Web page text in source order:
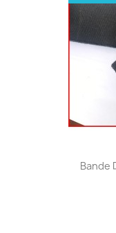
Bande